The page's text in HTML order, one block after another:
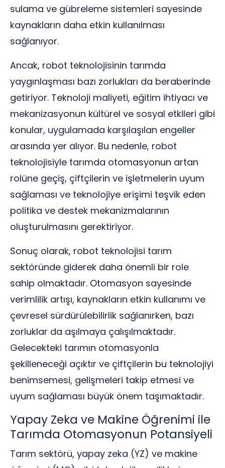
sulama ve gübreleme sistemleri sayesinde
kaynakların daha etkin kullanılması
sağlanıyor.
Ancak, robot teknolojisinin tarımda
yaygınlaşması bazı zorlukları da beraberinde
getiriyor. Teknoloji maliyeti, eğitim ihtiyacı ve
mekanizasyonun kültürel ve sosyal etkileri gibi
konular, uygulamada karşılaşılan engeller
arasında yer alıyor. Bu nedenle, robot
teknolojisiyle tarımda otomasyonun artan
rolüne geçiş, çiftçilerin ve işletmelerin uyum
sağlaması ve teknolojiye erişimi teşvik eden
politika ve destek mekanizmalarının
oluşturulmasını gerektiriyor.
Sonuç olarak, robot teknolojisi tarım
sektöründe giderek daha önemli bir role
sahip olmaktadır. Otomasyon sayesinde
verimlilik artışı, kaynakların etkin kullanımı ve
çevresel sürdürülebilirlik sağlanırken, bazı
zorluklar da aşılmaya çalışılmaktadır.
Gelecekteki tarımın otomasyonla
şekilleneceği açıktır ve çiftçilerin bu teknolojiyi
benimsemesi, gelişmeleri takip etmesi ve
uyum sağlaması büyük önem taşımaktadır.
Yapay Zeka ve Makine Öğrenimi ile
Tarımda Otomasyonun Potansiyeli
Tarım sektörü, yapay zeka (YZ) ve makine